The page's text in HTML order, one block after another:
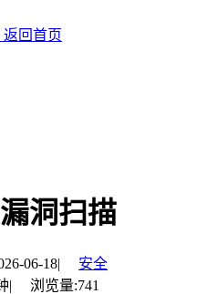
返回首页
洞扫描
06-18|
安全
| 浏览量:741